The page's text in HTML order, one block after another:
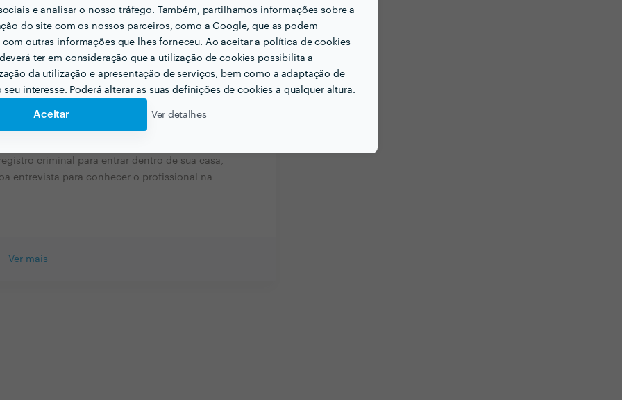
e analisar o nosso tráfego. Também, partilhamos informações sobre a
do site com os nossos parceiros, como a Google, que as podem
outras informações que lhes forneceu. Ao aceitar a política de cookies
ter em consideração que a utilização de cookies possibilita a
da utilização e apresentação de serviços, bem como a adaptação de
seu interesse. Poderá alterar as suas definições de cookies a qualquer altura.
Aceitar Ver detalhes
com a sua actividade?
elétricos. ( *********************** )
( **************************** )
)
contratar profissionais do seu sector? Há algo
experiência conta muito na qualificação do
criminal para entrar dentro de sua casa,
entrevista para conhecer o profissional na
Ver mais